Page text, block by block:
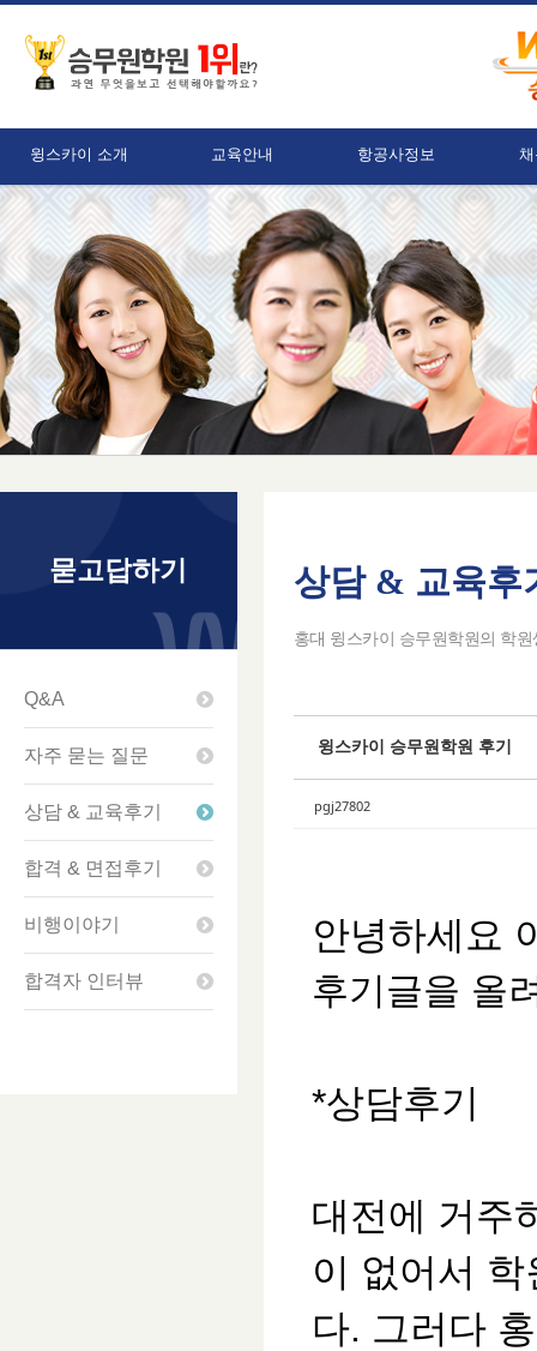
윙스카이 소개 교육안내 항공사정보
묻고답하기
Q&A
자주 묻는 질문
상담 & 교육후기
합격 & 면접후기
비행이야기
합격자 인터뷰
상담 & 교육후
홍대 윙스카이 승무원학원의 학
윙스카이 승무원학원 후기
pgj27802
안녕하세요
후기글을 올
*상담후기
대전에 거주
이 없어서
다. 그러다